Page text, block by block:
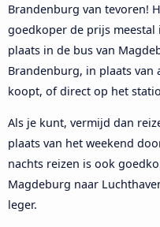
Brandenburg van tevoren!
goedkoper de prijs meestal
plaats in de bus van
Brandenburg, in plaats van
koopt, of direct op het
Als je kunt, vermijd dan
plaats van het weekend
nachts reizen is ook
Magdeburg naar
leger.